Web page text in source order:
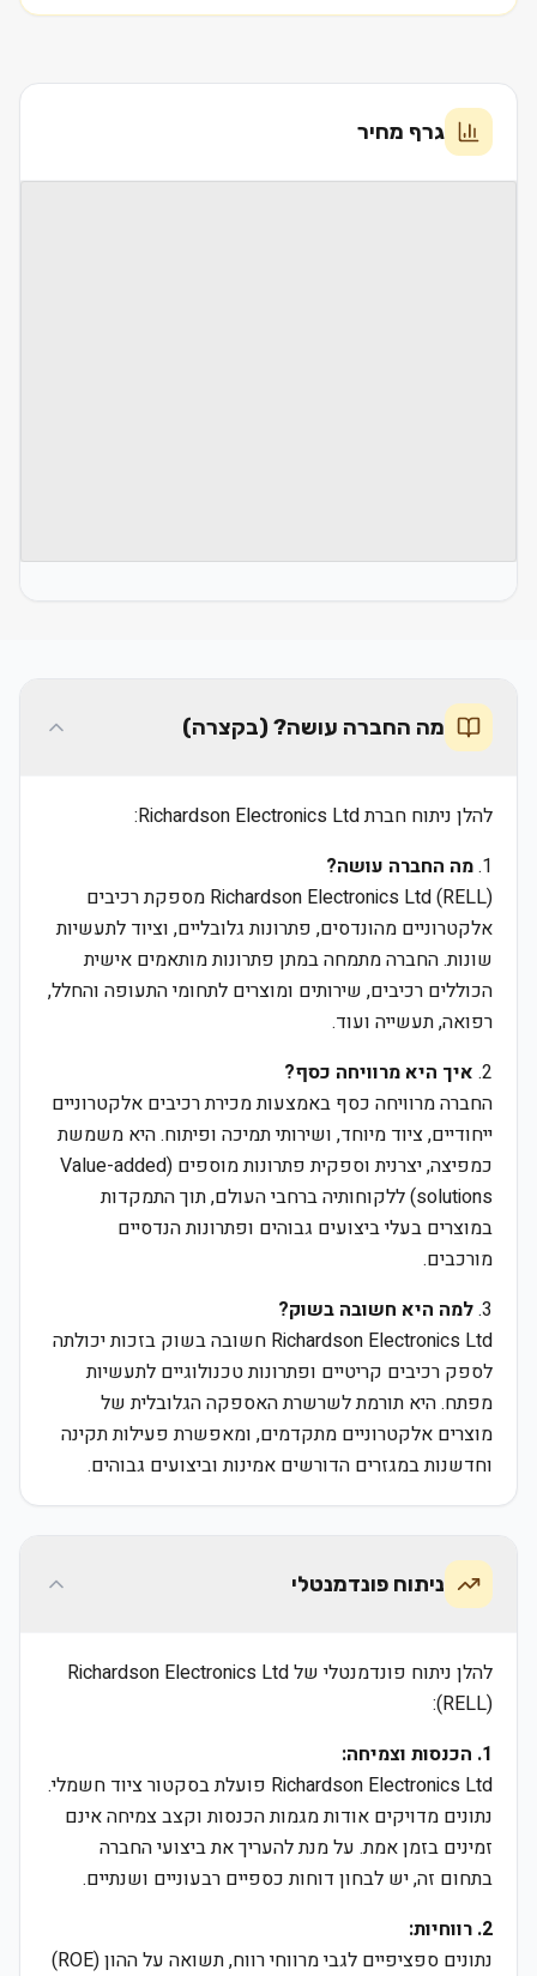
גרף מחיר
מה החברה עושה? (בקצרה)
להלן ניתוח חברת Richardson Electronics Ltd:
1. מה החברה עושה?
Richardson Electronics Ltd (RELL) מספקת רכיבים
אלקטרוניים מהונדסים, פתרונות גלובליים, וציוד לתעשיות
שונות. החברה מתמחה במתן פתרונות מותאמים אישית
הכוללים רכיבים, שירותים ומוצרים לתחומי התעופה והחלל,
רפואה, תעשייה ועוד.
2. איך היא מרוויחה כסף?
החברה מרוויחה כסף באמצעות מכירת רכיבים אלקטרוניים
ייחודיים, ציוד מיוחד, ושירותי תמיכה ופיתוח. היא משמשת
כמפיצה, יצרנית וספקית פתרונות מוספים (Value-added
solutions) ללקוחותיה ברחבי העולם, תוך התמקדות
במוצרים בעלי ביצועים גבוהים ופתרונות הנדסיים
מורכבים.
3. למה היא חשובה בשוק?
Richardson Electronics Ltd חשובה בשוק בזכות יכולתה
לספק רכיבים קריטיים ופתרונות טכנולוגיים לתעשיות
מפתח. היא תורמת לשרשרת האספקה הגלובלית של
מוצרים אלקטרוניים מתקדמים, ומאפשרת פעילות תקינה
וחדשנות במגזרים הדורשים אמינות וביצועים גבוהים.
ניתוח פונדמנטלי
להלן ניתוח פונדמנטלי של Richardson Electronics Ltd
(RELL):
1. הכנסות וצמיחה:
Richardson Electronics Ltd פועלת בסקטור ציוד חשמלי.
נתונים מדויקים אודות מגמות הכנסות וקצב צמיחה אינם
זמינים בזמן אמת. על מנת להעריך את ביצועי החברה
בתחום זה, יש לבחון דוחות כספיים רבעוניים ושנתיים.
2. רווחיות:
נתונים ספציפיים לגבי מרווחי רווח, תשואה על ההון (ROE)